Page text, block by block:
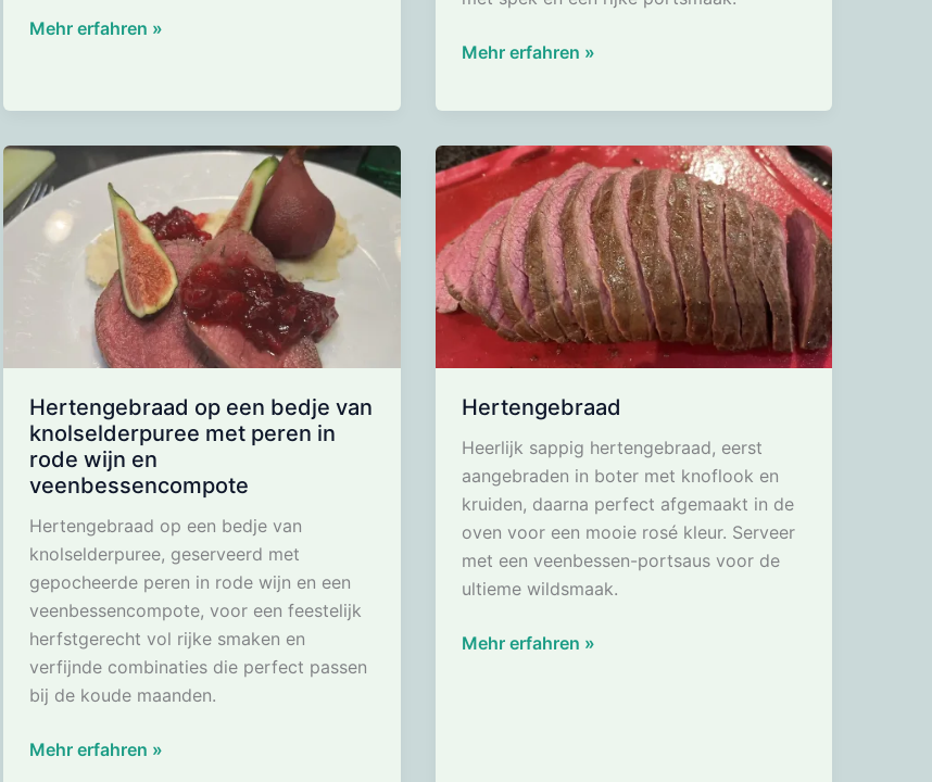
IJstaart
Triple
Sec
Mehr erfahren »
Fazantenborstfilet
seizoensgroenten,
en
portsaus
Mehr erfahren »
Hertengebraad op een bedje van
knolselderpuree met peren in
rode wijn en
veenbessencompote
Hertengebraad op een bedje van
knolselderpuree, geserveerd met
gepocheerde peren in rode wijn en een
veenbessencompote, voor een feestelijk
herfstgerecht vol rijke smaken en
verfijnde combinaties die perfect passen
bij de koude maanden.
Hertengebraad
Mehr erfahren »
Hertengebraad
Heerlijk sappig hertengebraad, eerst
aangebraden in boter met knoflook en
kruiden, daarna perfect afgemaakt in de
oven voor een mooie rosé kleur. Serveer
met een veenbessen-portsaus voor de
ultieme wildsmaak.
Hertengebraad
Mehr erfahren »